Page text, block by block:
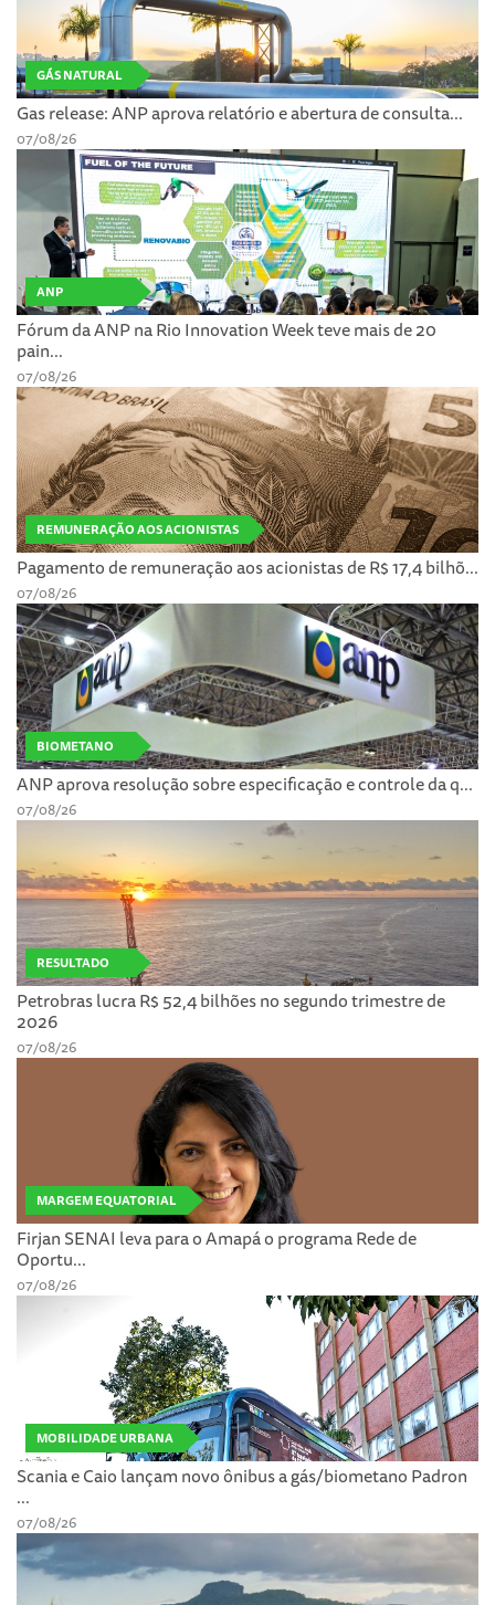
GÁS NATURAL
Gas release: ANP aprova relatório e abertura de consulta...
07/08/26
ANP
Fórum da ANP na Rio Innovation Week teve mais de 20
pain...
07/08/26
REMUNERAÇÃO AOS ACIONISTAS
Pagamento de remuneração aos acionistas de R$ 17,4 bilhõ...
07/08/26
BIOMETANO
ANP aprova resolução sobre especificação e controle da q...
07/08/26
RESULTADO
Petrobras lucra R$ 52,4 bilhões no segundo trimestre de
2026
07/08/26
MARGEM EQUATORIAL
Firjan SENAI leva para o Amapá o programa Rede de
Oportu...
07/08/26
MOBILIDADE URBANA
Scania e Caio lançam novo ônibus a gás/biometano Padron
...
07/08/26